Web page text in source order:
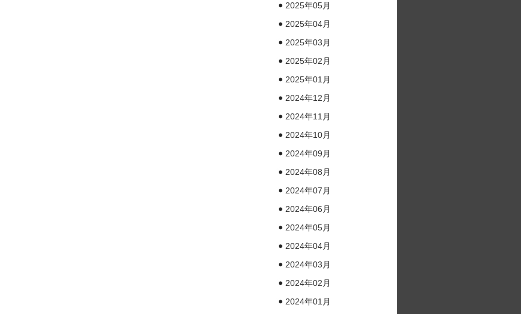
2025年05月
2025年04月
2025年03月
2025年02月
2025年01月
2024年12月
2024年11月
2024年10月
2024年09月
2024年08月
2024年07月
2024年06月
2024年05月
2024年04月
2024年03月
2024年02月
2024年01月